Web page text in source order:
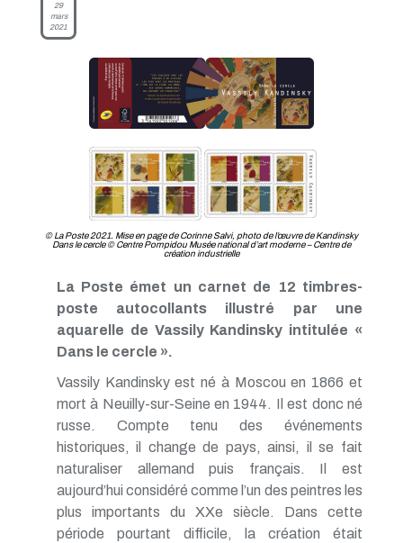
29
mars
2021
© La Poste 2021. Mise en page de Corinne Salvi, photo de l’œuvre de Kandinsky
Dans le cercle © Centre Pompidou Musée national d’art moderne – Centre de
création industrielle
La Poste émet un carnet de 12 timbres-
poste autocollants illustré par une
aquarelle de Vassily Kandinsky intitulée «
Dans le cercle ».
Vassily Kandinsky est né à Moscou en 1866 et
mort à Neuilly-sur-Seine en 1944. Il est donc né
russe. Compte tenu des événements
historiques, il change de pays, ainsi, il se fait
naturaliser allemand puis français. Il est
aujourd’hui considéré comme l’un des peintres les
plus importants du XXe siècle. Dans cette
période pourtant difficile, la création était